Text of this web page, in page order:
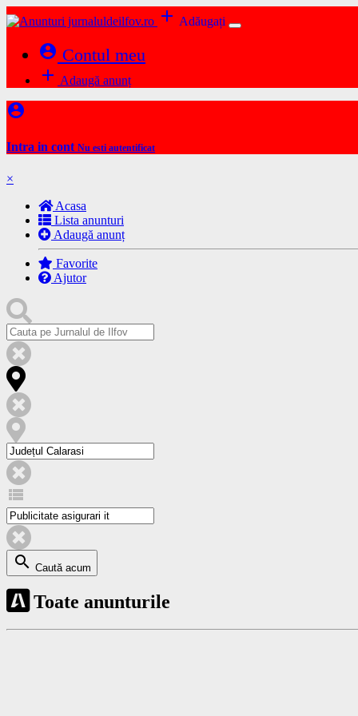
add Adăugați
account_circle Contul meu
add Adaugă anunț
account_circle
Intra in cont Nu esti autentificat
×
Acasa
Lista anunturi
Adaugă anunț
Favorite
Ajutor
view_list
search Caută acum
Toate anunturile